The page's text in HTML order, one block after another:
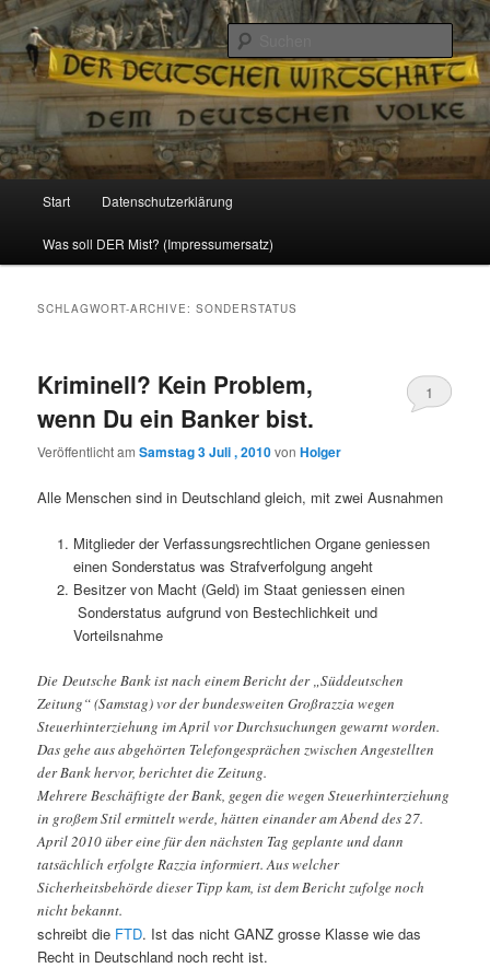
Reizzentrum
Politik, Wirtschaft, Soziales und Gesellschaft
Zum
Inhalt
Zum
sekundären
Start Datenschutzerklärung
Was soll DER Mist? (Impressumersatz)
SCHLAGWORT-ARCHIVE:SONDERSTATUS
Kriminell? Kein Problem,
wenn Du ein Banker bist.
Veröffentlicht amSamstag 3 Juli , 2010vonHolger
1
Alle Menschen sind in Deutschland gleich, mit zwei Ausnahmen
Mitglieder der Verfassungsrechtlichen Organe geniessen
einen Sonderstatus was Strafverfolgung angeht
Besitzer von Macht (Geld) im Staat geniessen einen
Sonderstatus aufgrund von Bestechlichkeit und
Vorteilsnahme
Die Deutsche Bank ist nach einem Bericht der „Süddeutschen
Zeitung“ (Samstag) vor der bundesweiten Großrazzia wegen
Steuerhinterziehung im April vor Durchsuchungen gewarnt worden.
Das gehe aus abgehörten Telefongesprächen zwischen Angestellten
der Bank hervor, berichtet die Zeitung.
Mehrere Beschäftigte der Bank, gegen die wegen Steuerhinterziehung
in großem Stil ermittelt werde, hätten einander am Abend des 27.
April 2010 über eine für den nächsten Tag geplante und dann
tatsächlich erfolgte Razzia informiert. Aus welcher
Sicherheitsbehörde dieser Tipp kam, ist dem Bericht zufolge noch
nicht bekannt.
schreibt die FTD. Ist das nicht GANZ grosse Klasse wie das
Recht in Deutschland noch recht ist.